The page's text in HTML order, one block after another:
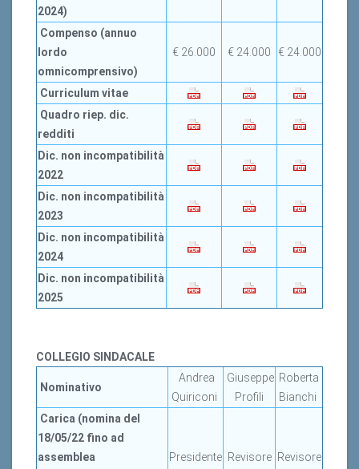
2024)
Compenso (annuo
lordo
omnicomprensivo)
€ 26.000 € 24.000 € 24.000
Curriculum vitae
Quadro riep. dic.
redditi
Dic. non incompatibilità
2022
Dic. non incompatibilità
2023
Dic. non incompatibilità
2024
Dic. non incompatibilità
2025
COLLEGIO SINDACALE
Nominativo
Andrea
Quiriconi
Giuseppe
Profili
Roberta
Bianchi
Carica (nomina del
18/05/22 fino ad
assemblea
Presidente Revisore Revisore